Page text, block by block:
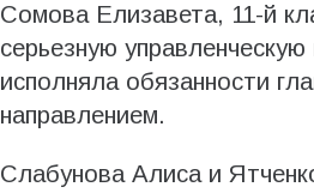
Сомова Елизавета, 11-й
серьезную
исполняла обязанности
направлением.
Слабунова Алиса и